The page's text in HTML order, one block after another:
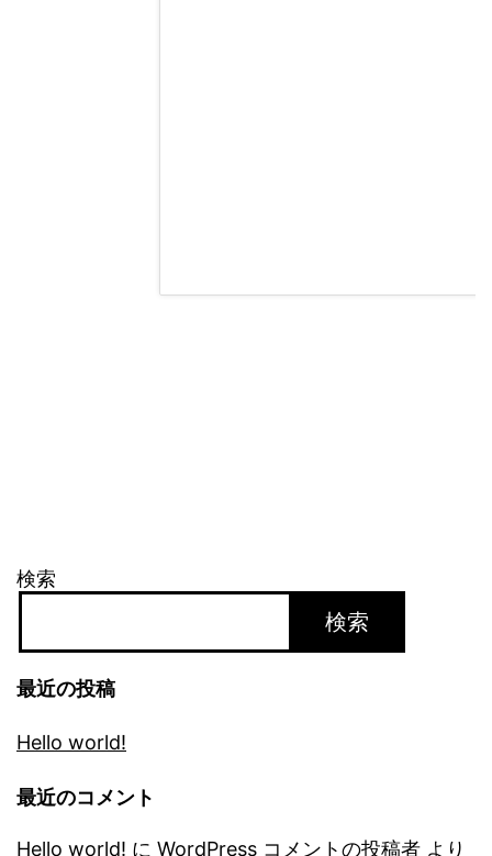
検索
検索
最近の投稿
Hello world!
最近のコメント
Hello world! に WordPress コメントの投稿者 より